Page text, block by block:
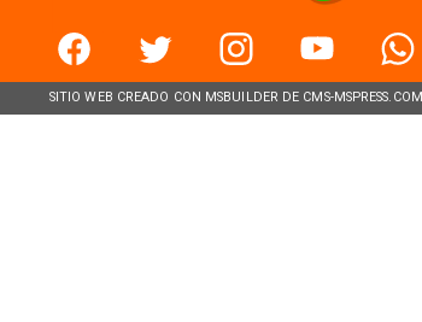
SITIO WEB CREADO CON MSBUILDER DE CMS-MSPRESS.COM